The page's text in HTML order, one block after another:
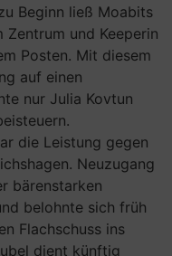
Beginn ließ Moabits
Zentrum und Keeperin
Posten. Mit diesem
auf einen
nur Julia Kovtun
die Leistung gegen
Neuzugang
bärenstarken
belohnte sich früh
Flachschuss ins
dient künftig